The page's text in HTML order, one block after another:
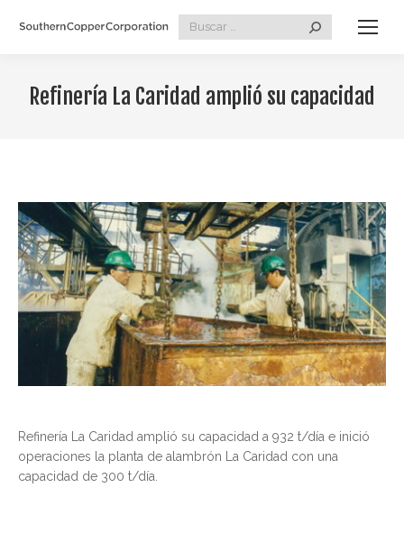
Search:
Refinería La Caridad amplió su capacidad
Refinería La Caridad amplió su capacidad a 932 t/día e inició
operaciones la planta de alambrón La Caridad con una
capacidad de 300 t/día.